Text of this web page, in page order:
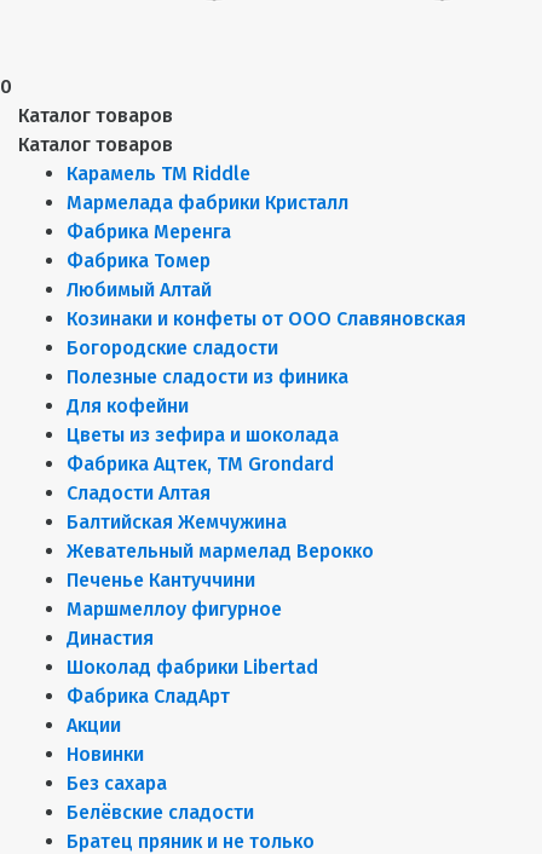
0
Каталог товаров
Каталог товаров
Карамель ТМ Riddle
Мармелада фабрики Кристалл
Фабрика Меренга
Фабрика Томер
Любимый Алтай
Козинаки и конфеты от ООО Славяновская
Богородские сладости
Полезные сладости из финика
Для кофейни
Цветы из зефира и шоколада
Фабрика Ацтек, ТМ Grondard
Сладости Алтая
Балтийская Жемчужина
Жевательный мармелад Верокко
Печенье Кантуччини
Маршмеллоу фигурное
Династия
Шоколад фабрики Libertad
Фабрика СладАрт
Акции
Новинки
Без сахара
Белёвские сладости
Братец пряник и не только